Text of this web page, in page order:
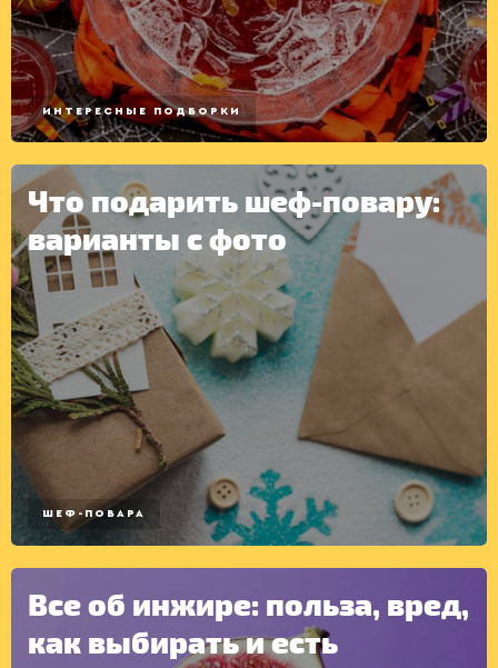
КОНСЕРВАЦИЯ
ИНТЕРЕСНЫЕ ПОДБОРКИ
Что подарить шеф-повару:
варианты с фото
ШЕФ-ПОВАРА
Все об инжире: польза, вред,
как выбирать и есть